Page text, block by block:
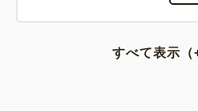
すべて表示（